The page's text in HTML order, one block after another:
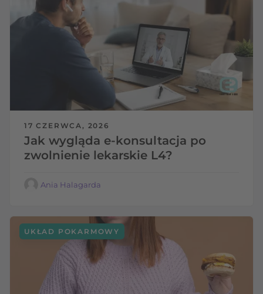
17 CZERWCA, 2026
Jak wygląda e-konsultacja po
zwolnienie lekarskie L4?
Ania Halagarda
UKŁAD POKARMOWY